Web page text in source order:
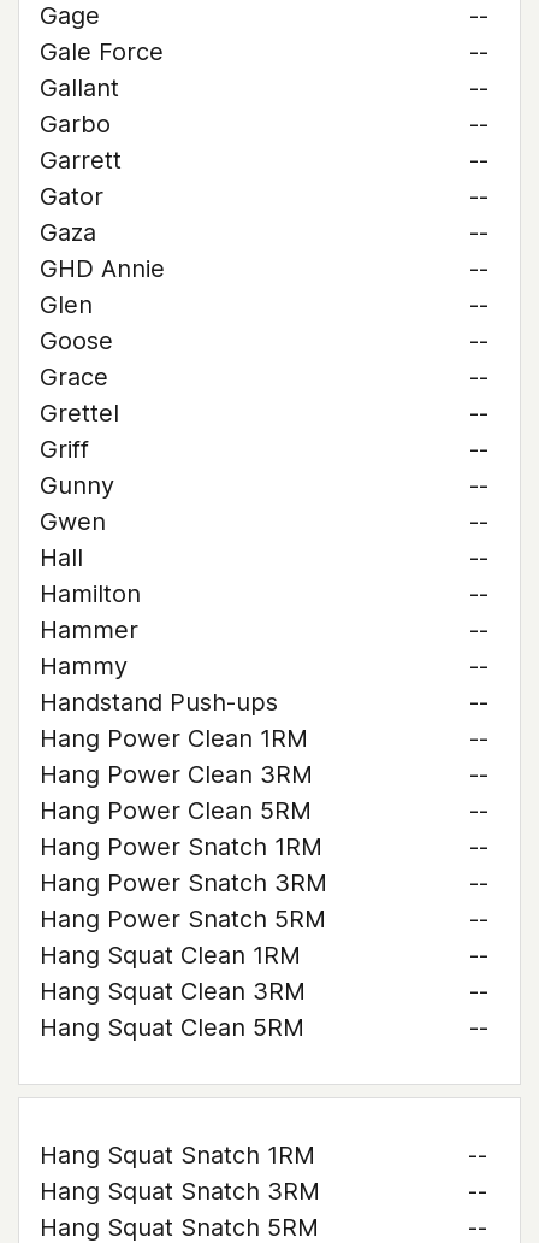
Gage
--
Gale Force
--
Gallant
--
Garbo
--
Garrett
--
Gator
--
Gaza
--
GHD Annie
--
Glen
--
Goose
--
Grace
--
Grettel
--
Griff
--
Gunny
--
Gwen
--
Hall
--
Hamilton
--
Hammer
--
Hammy
--
Handstand Push-ups
--
Hang Power Clean 1RM
--
Hang Power Clean 3RM
--
Hang Power Clean 5RM
--
Hang Power Snatch 1RM
--
Hang Power Snatch 3RM
--
Hang Power Snatch 5RM
--
Hang Squat Clean 1RM
--
Hang Squat Clean 3RM
--
Hang Squat Clean 5RM
--
Hang Squat Snatch 1RM
--
Hang Squat Snatch 3RM
--
Hang Squat Snatch 5RM
--